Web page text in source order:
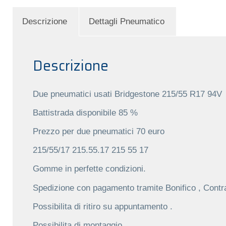
Descrizione Dettagli Pneumatico
Descrizione
Due pneumatici usati Bridgestone 215/55 R17 94V
Battistrada disponibile 85 %
Prezzo per due pneumatici 70 euro
215/55/17 215.55.17 215 55 17
Gomme in perfette condizioni.
Spedizione con pagamento tramite Bonifico ,
Possibilita di ritiro su appuntamento .